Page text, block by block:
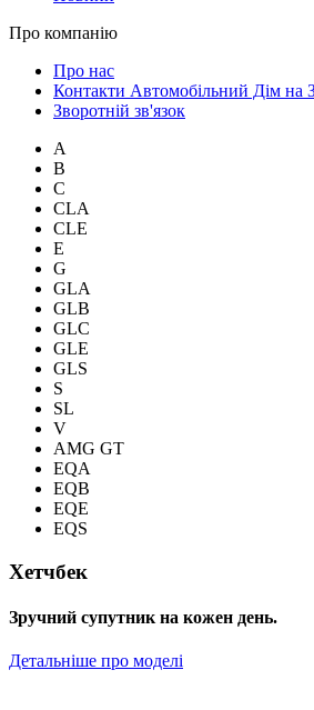
Про компанію
Про нас
Контакти Автомобільний Дім на
Зворотній зв'язок
A
B
C
CLA
CLE
E
G
GLA
GLB
GLC
GLE
GLS
S
SL
V
AMG GT
EQA
EQB
EQE
EQS
Хетчбек
Зручний супутник на кожен день.
Детальніше про моделі